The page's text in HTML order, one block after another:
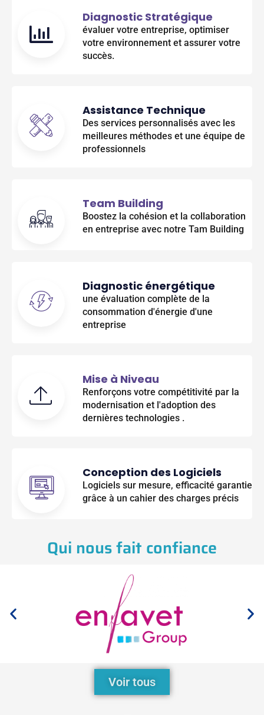
Diagnostic Stratégique
évaluer votre entreprise, optimiser
votre environnement et assurer votre
succès.
Assistance Technique
Des services personnalisés avec les
meilleures méthodes et une équipe de
professionnels
Team Building
Boostez la cohésion et la collaboration
en entreprise avec notre Tam Building
Diagnostic énergétique
une évaluation complète de la
consommation d'énergie d'une
entreprise
Mise à Niveau
Renforçons votre compétitivité par la
modernisation et l'adoption des
dernières technologies .
Conception des Logiciels
Logiciels sur mesure, efficacité garantie
grâce à un cahier des charges précis
Qui nous fait confiance
Voir tous